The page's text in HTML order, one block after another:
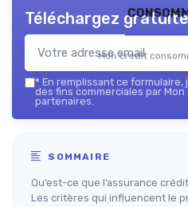
Mon credit
Téléchargez
* En remplissant ce formulaire,
des fins commerciales par
partenaires.
SOMMAIRE
Qu’est-ce que l’assurance
Les critères qui influencent le